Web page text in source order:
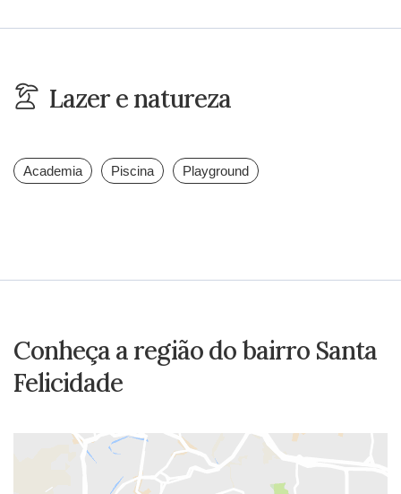
Lazer e natureza
Academia Piscina Playground
Conheça a região do bairro Santa
Felicidade